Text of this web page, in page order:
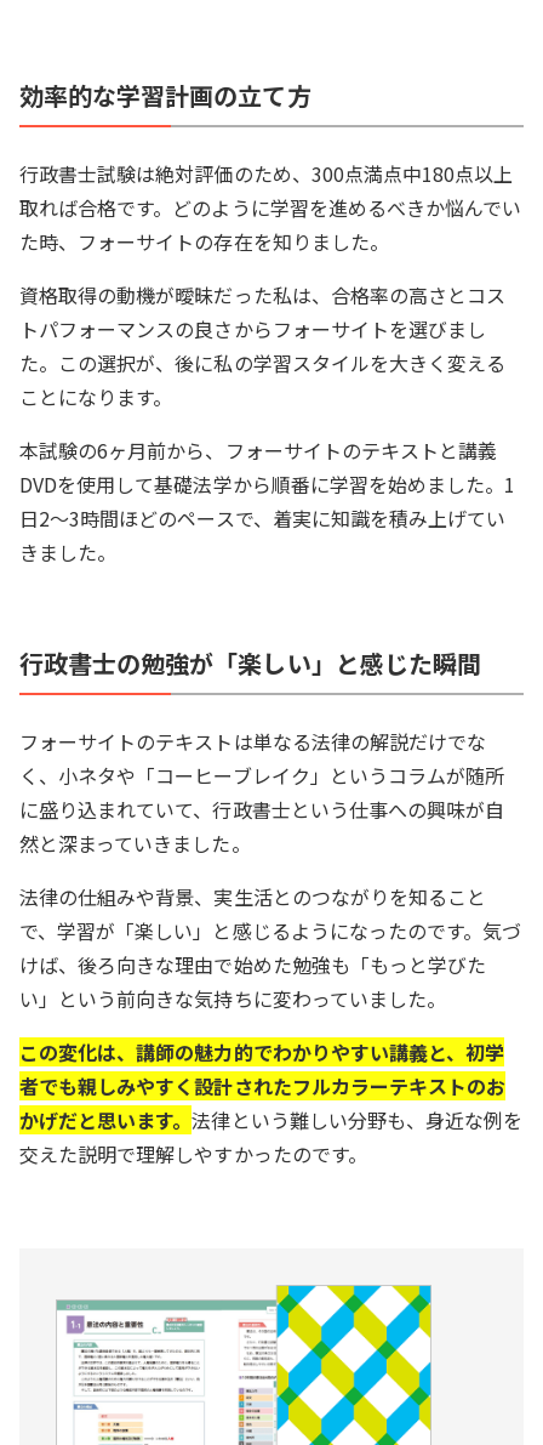
効率的な学習計画の立て方
行政書士試験は絶対評価のため、300点満点中180点以上
取れば合格です。どのように学習を進めるべきか悩んでい
た時、フォーサイトの存在を知りました。
資格取得の動機が曖昧だった私は、合格率の高さとコス
トパフォーマンスの良さからフォーサイトを選びまし
た。この選択が、後に私の学習スタイルを大きく変える
ことになります。
本試験の6ヶ月前から、フォーサイトのテキストと講義
DVDを使用して基礎法学から順番に学習を始めました。1
日2～3時間ほどのペースで、着実に知識を積み上げてい
きました。
行政書士の勉強が「楽しい」と感じた瞬間
フォーサイトのテキストは単なる法律の解説だけでな
く、小ネタや「コーヒーブレイク」というコラムが随所
に盛り込まれていて、行政書士という仕事への興味が自
然と深まっていきました。
法律の仕組みや背景、実生活とのつながりを知ること
で、学習が「楽しい」と感じるようになったのです。気づ
けば、後ろ向きな理由で始めた勉強も「もっと学びた
い」という前向きな気持ちに変わっていました。
この変化は、講師の魅力的でわかりやすい講義と、初学
者でも親しみやすく設計されたフルカラーテキストのお
かげだと思います。法律という難しい分野も、身近な例を
交えた説明で理解しやすかったのです。